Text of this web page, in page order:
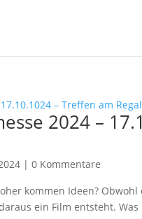
2024 –
|0 Kommentare
kommen Ideen?
ein Film entsteht.